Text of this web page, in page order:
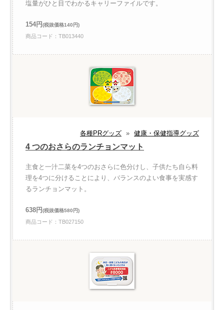
塩量がひと目でわかるキャリーファイルです。
154円(税抜価格140円)
商品コード：TB013440
各種PRグッズ » 健康・保健指導グッズ
4 つのおさらのランチョンマット
主食と一汁二菜を4つのおさらに色分けし、子供たち自ら料
理を4つに分けることにより、バランスのよい食事を実感す
るランチョンマット。
638円(税抜価格580円)
商品コード：TB027150